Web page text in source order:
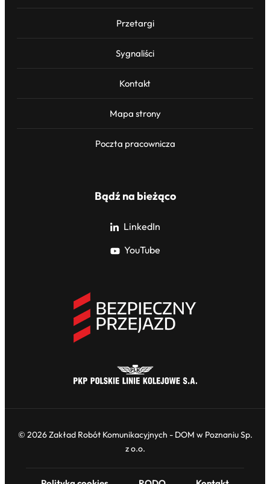
Przetargi
Sygnaliści
Kontakt
Mapa strony
Poczta pracownicza
Bądź na bieżąco
LinkedIn
YouTube
© 2026 Zakład Robót Komunikacyjnych - DOM w Poznaniu Sp.
z o.o.